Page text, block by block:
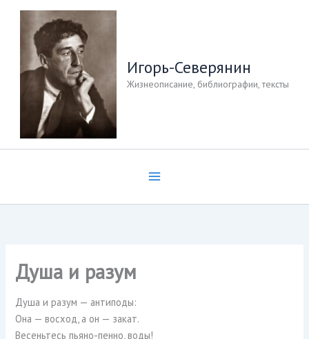
Перейти
содержимому
Игорь-Северянин
Жизнеописание, библиографии, тексты
Душа и разум
Душа и разум — антиподы:
Она — восход, а он — закат.
Весеньтесь пьяно-пенно, воды!